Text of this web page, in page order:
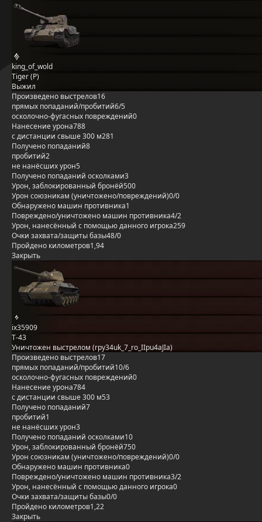
king_of_wold
Tiger (P)
Выжил
Произведено выстрелов16
прямых попаданий/пробитий6/5
осколочно-фугасных повреждений0
Нанесение урона788
с дистанции свыше 300 м281
Получено попаданий8
пробитий2
не нанёсших урон5
Получено попаданий осколками3
Урон, заблокированный бронёй500
Урон союзникам (уничтожено/повреждений)0/0
Обнаружено машин противника1
Повреждено/уничтожено машин противника4/2
Урон, нанесённый с помощью данного игрока259
Очки захвата/защиты базы48/0
Пройдено километров1,94
Закрыть
ix35909
Т-43
Уничтожен выстрелом (rpy34uk_7_ro_IIpu4aJIa)
Произведено выстрелов17
прямых попаданий/пробитий10/6
осколочно-фугасных повреждений0
Нанесение урона784
с дистанции свыше 300 м53
Получено попаданий7
пробитий1
не нанёсших урон3
Получено попаданий осколками10
Урон, заблокированный бронёй750
Урон союзникам (уничтожено/повреждений)0/0
Обнаружено машин противника0
Повреждено/уничтожено машин противника3/2
Урон, нанесённый с помощью данного игрока0
Очки захвата/защиты базы0/0
Пройдено километров1,22
Закрыть